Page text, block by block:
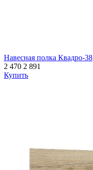
Навесная полка Квадро-38
2 470 2 891
Купить